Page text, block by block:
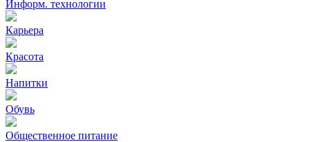
Информ. технологии
Карьера
Красота
Напитки
Обувь
Общественное питание